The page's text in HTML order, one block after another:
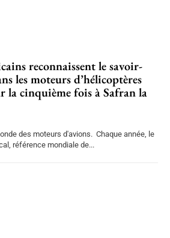
reconnaissent le savoir-
les moteurs d’hélicoptères
la cinquième fois à Safran la
d'avions. Chaque année, le
référence mondiale de...